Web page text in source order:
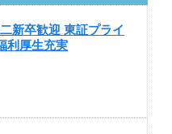
新卒歓迎 東証プライ
利厚生充実